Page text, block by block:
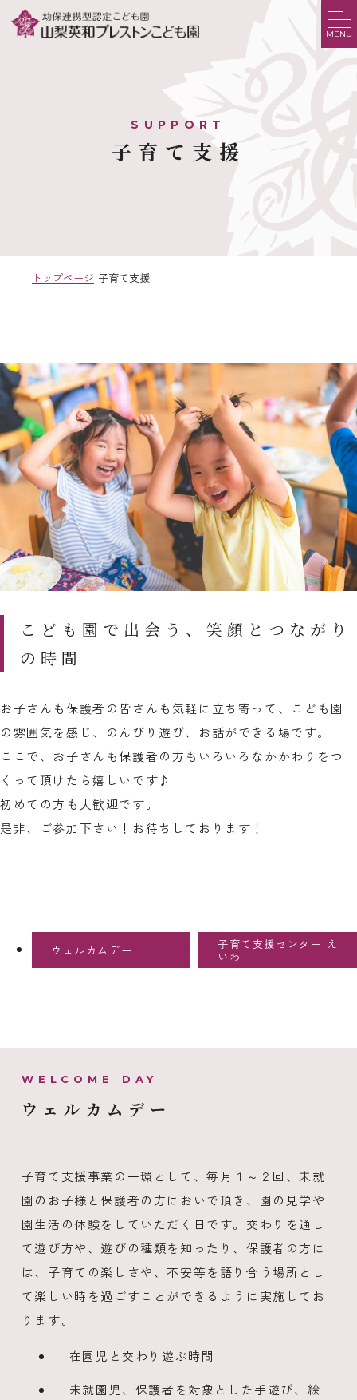
MENU
子育て支援
トップページ 子育て支援
こども園で出会う、笑顔とつながり
の時間
お子さんも保護者の皆さんも気軽に立ち寄って、こども園
の雰囲気を感じ、のんびり遊び、お話ができる場です。
ここで、お子さんも保護者の方もいろいろなかかわりをつ
くって頂けたら嬉しいです♪
初めての方も大歓迎です。
是非、ご参加下さい！お待ちしております！
ウェルカムデー
子育て支援センター え
いわ
ウェルカムデー
子育て支援事業の一環として、毎月１～２回、未就
園のお子様と保護者の方においで頂き、園の見学や
園生活の体験をしていただく日です。交わりを通し
て遊び方や、遊びの種類を知ったり、保護者の方に
は、子育ての楽しさや、不安等を語り合う場所とし
て楽しい時を過ごすことができるように実施してお
ります。
在園児と交わり遊ぶ時間
未就園児、保護者を対象とした手遊び、絵